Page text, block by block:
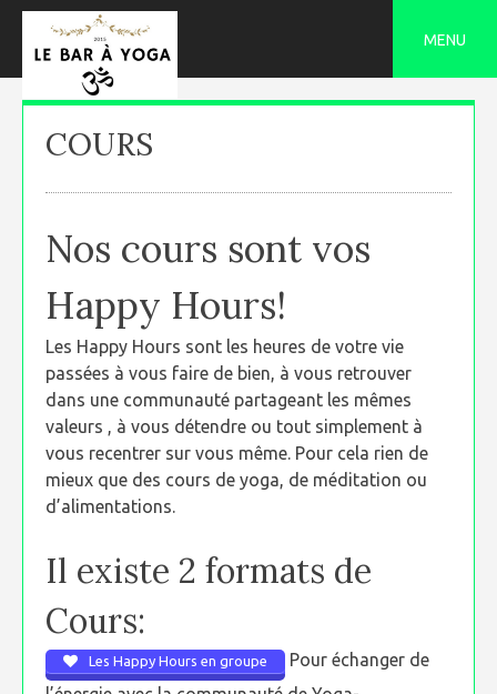
Skip
content
MENU
COURS
Nos cours sont vos
Happy Hours!
Les Happy Hours sont les heures de votre vie
passées à vous faire de bien, à vous retrouver
dans une communauté partageant les mêmes
valeurs , à vous détendre ou tout simplement à
vous recentrer sur vous même. Pour cela rien de
mieux que des cours de yoga, de méditation ou
d’alimentations.
Il existe 2 formats de
Cours:
Les Happy Hours en groupe
Pour échanger de